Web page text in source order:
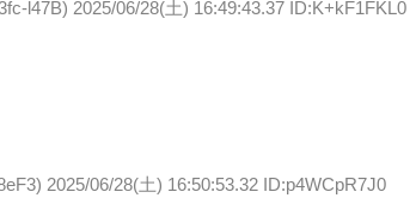
l47B) 2025/06/28(土) 16:49:43.37 ID:K+kF1FKL0
2025/06/28(土) 16:50:53.32 ID:p4WCpR7J0